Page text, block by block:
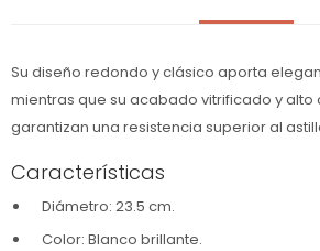
Su diseño redondo y clásico aporta
mientras que su acabado vitrificado y
garantizan una resistencia superior al
Características
Diámetro: 23.5 cm.
Color: Blanco brillante.